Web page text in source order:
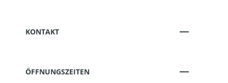
KONTAKT
ÖFFNUNGSZEITEN